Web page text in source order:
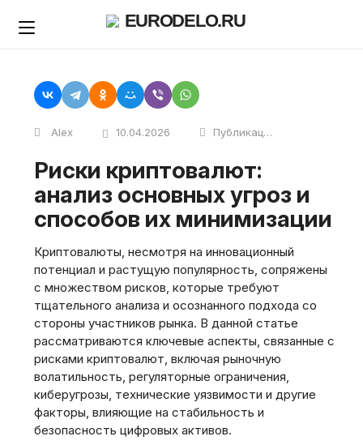
EURODELO.RU
Alex 10.04.2026 Публикации
Риски криптовалют:
анализ основных угроз и
способов их минимизации
Криптовалюты, несмотря на инновационный
потенциал и растущую популярность, сопряжены
с множеством рисков, которые требуют
тщательного анализа и осознанного подхода со
стороны участников рынка. В данной статье
рассматриваются ключевые аспекты, связанные с
рисками криптовалют, включая рыночную
волатильность, регуляторные ограничения,
киберугрозы, технические уязвимости и другие
факторы, влияющие на стабильность и
безопасность цифровых активов.